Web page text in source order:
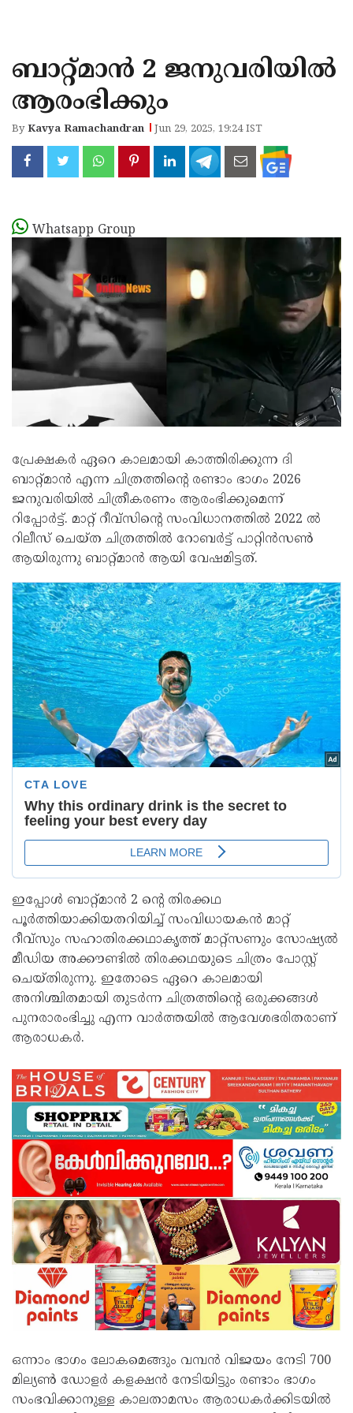
KANNUR
KASARAGOD
ബാറ്റ്മാൻ 2 ജനുവരിയിൽ
ആരംഭിക്കും
ByKavya Ramachandran Jun 29, 2025, 19:24 IST
Whatsapp Group
പ്രേക്ഷകർ ഏറെ കാലമായി കാത്തിരിക്കുന്ന ദി
ബാറ്റ്മാൻ എന്ന ചിത്രത്തിന്റെ രണ്ടാം ഭാഗം 2026
ജനുവരിയിൽ ചിത്രീകരണം ആരംഭിക്കുമെന്ന്
റിപ്പോർട്ട്. മാറ്റ് റീവ്സിന്റെ സംവിധാനത്തിൽ 2022 ൽ
റിലീസ് ചെയ്ത ചിത്രത്തിൽ റോബർട്ട് പാറ്റിൻസൺ
ആയിരുന്നു ബാറ്റ്മാൻ ആയി വേഷമിട്ടത്.
ഇപ്പോൾ ബാറ്റ്മാൻ 2 ന്റെ തിരക്കഥ
പൂർത്തിയാക്കിയതറിയിച്ച് സംവിധായകൻ മാറ്റ്
റീവ്‌സും സഹാതിരക്കഥാകൃത്ത് മാറ്റ്സണും സോഷ്യൽ
മീഡിയ അക്കൗണ്ടിൽ തിരക്കഥയുടെ ചിത്രം പോസ്റ്റ്
ചെയ്തിരുന്നു. ഇതോടെ ഏറെ കാലമായി
അനിശ്ചിതമായി തുടർന്ന ചിത്രത്തിന്റെ ഒരുക്കങ്ങൾ
പുനരാരംഭിച്ചു എന്ന വാർത്തയിൽ ആവേശഭരിതരാണ്
ആരാധകർ.
ഒന്നാം ഭാഗം ലോകമെങ്ങും വമ്പൻ വിജയം നേടി 700
മില്യൺ ഡോളർ കളക്ഷൻ നേടിയിട്ടും രണ്ടാം ഭാഗം
സംഭവിക്കാനുള്ള കാലതാമസം ആരാധകർക്കിടയിൽ